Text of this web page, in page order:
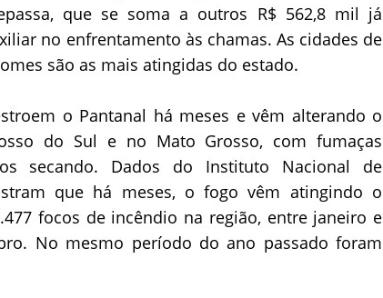
que se soma a outros R$ 562,8 mil já
no enfrentamento às chamas. As cidades de
são as mais atingidas do estado.
o Pantanal há meses e vêm alterando o
do Sul e no Mato Grosso, com fumaças
secando. Dados do Instituto Nacional de
que há meses, o fogo vêm atingindo o
focos de incêndio na região, entre janeiro e
No mesmo período do ano passado foram